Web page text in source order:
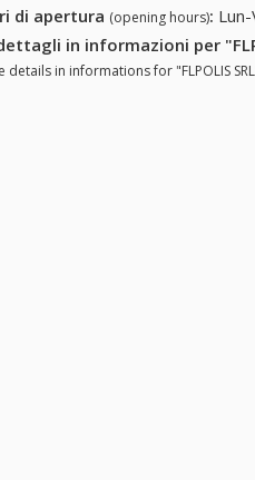
di apertura (opening hours):
in informazioni per
in informations for "FLPOLIS